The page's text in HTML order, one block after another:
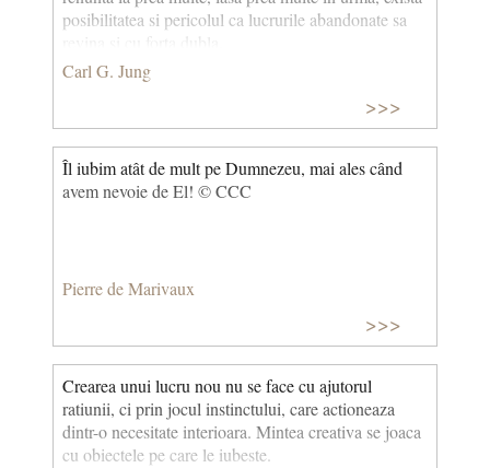
posibilitatea si pericolul ca lucrurile abandonate sa
revina si cu forta dubla.
Carl G. Jung
>>>
Îl iubim atât de mult pe Dumnezeu, mai ales când
avem nevoie de El! © CCC
Pierre de Marivaux
>>>
Crearea unui lucru nou nu se face cu ajutorul
ratiunii, ci prin jocul instinctului, care actioneaza
dintr-o necesitate interioara. Mintea creativa se joaca
cu obiectele pe care le iubeste.